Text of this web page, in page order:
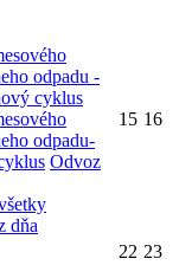
odpadu -
cyklus
odpadu-
Odvoz
dňa
15 16
22 23